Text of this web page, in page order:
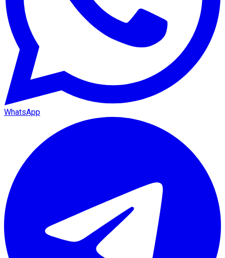
WhatsApp